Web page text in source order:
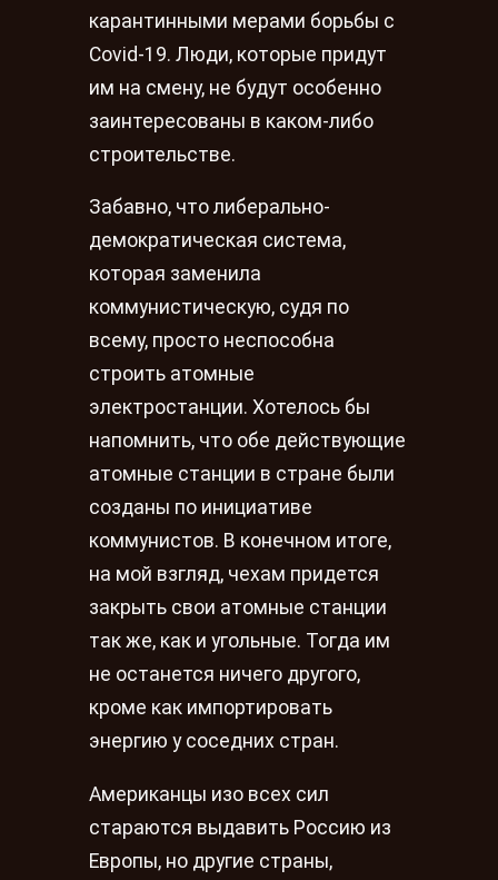
карантинными мерами борьбы с
Covid-19. Люди, которые придут
им на смену, не будут особенно
заинтересованы в каком-либо
строительстве.
Забавно, что либерально-
демократическая система,
которая заменила
коммунистическую, судя по
всему, просто неспособна
строить атомные
электростанции. Хотелось бы
напомнить, что обе действующие
атомные станции в стране были
созданы по инициативе
коммунистов. В конечном итоге,
на мой взгляд, чехам придется
закрыть свои атомные станции
так же, как и угольные. Тогда им
не останется ничего другого,
кроме как импортировать
энергию у соседних стран.
Американцы изо всех сил
стараются выдавить Россию из
Европы, но другие страны,